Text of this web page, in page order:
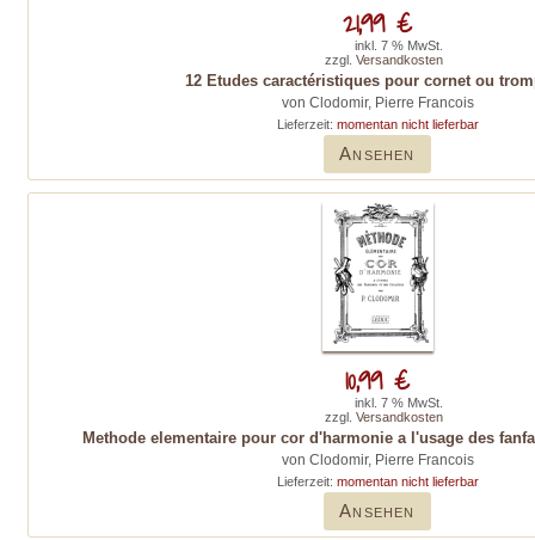
12 Etudes caractéristiques pour cornet ou
von Clodomir, Pierre Francois
Lieferzeit: momentan nicht lieferbar
Ansehen
21,99 €
inkl. 7 % MwSt.
zzgl. Versandkosten
Methode elementaire pour cor d'harmonie a l'usage des
von Clodomir, Pierre Francois
Lieferzeit: momentan nicht lieferbar
Ansehen
10,99 €
inkl. 7 % MwSt.
zzgl. Versandkosten